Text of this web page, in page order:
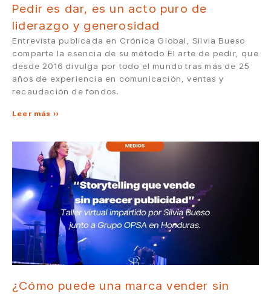
Pedir es dar, es un acto puro de
liderazgo y generosidad
Entrevista publicada en Crónica Global, Silvia Bueso
comparte la esencia de su método El arte de pedir, que
desde 2016 divulga por todo el mundo tras más de 25
años de experiencia en comunicación, ventas y
recaudación de fondos.
Leer más »
¿Cómo puede una marca vender sin